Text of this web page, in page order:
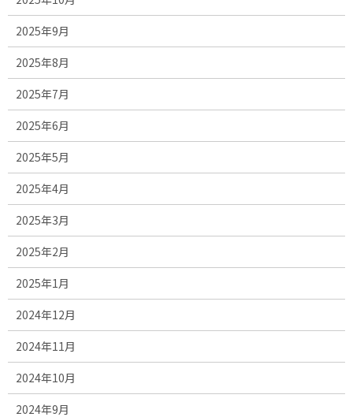
2025年9月
2025年8月
2025年7月
2025年6月
2025年5月
2025年4月
2025年3月
2025年2月
2025年1月
2024年12月
2024年11月
2024年10月
2024年9月